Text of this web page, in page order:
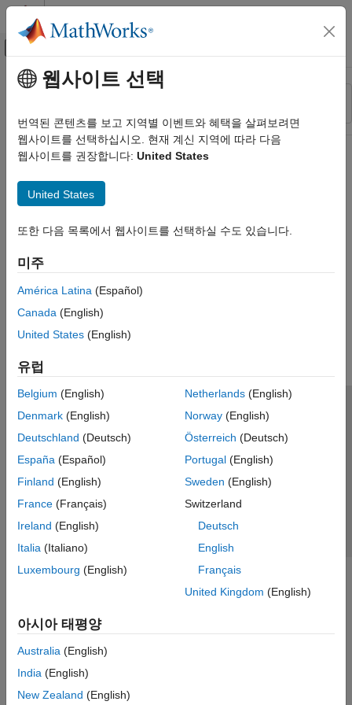
콘텐츠로 바로 가기
오프캔버스 탐색 메뉴 토글
리소스
상태
주요 콘텐츠
웹사이트 선택
번역된 콘텐츠를 보고 지역별 이벤트와 혜택을 살펴보려면
웹사이트를 선택하십시오. 현재 계신 지역에 따라 다음
웹사이트를 권장합니다: United States
United States
또한 다음 목록에서 웹사이트를 선택하실 수도 있습니다.
미주
América Latina (Español)
Canada (English)
United States (English)
유럽
Belgium (English)
Denmark (English)
Deutschland (Deutsch)
España (Español)
Finland (English)
France (Français)
Ireland (English)
Italia (Italiano)
Luxembourg (English)
Netherlands(English)
Norway(English)
Österreich (Deutsch)
Portugal(English)
Sweden (English)
Switzerland
Deutsch
English
Français
United Kingdom (English)
아시아 태평양
Australia (English)
India (English)
New Zealand (English)
신뢰 센터 등록 상표 개인정보 취급방침
불법 복제 방지
애플리케이션 상태
© 1994-2026 The MathWorks, Inc.